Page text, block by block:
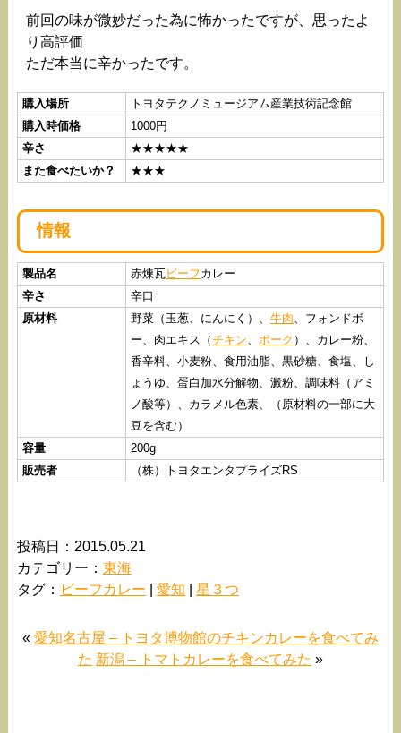
前回の味が微妙だった為に怖かったですが、思ったよ
り高評価
ただ本当に辛かったです。
購入場所
トヨタテクノミュージアム産業技術記念館
購入時価格
1000円
辛さ
★★★★★
また食べたいか？
★★★
情報
製品名 赤煉瓦ビーフカレー
辛さ
辛口
原材料
野菜（玉葱、にんにく）、 牛肉 、フォンドボ
ー、肉エキス（チキン ポーク ）、カレー粉、
香辛料、小麦粉、食用油脂、黒砂糖、食塩、し
ょうゆ、蛋白加水分解物、澱粉、調味料（アミ
ノ酸等）、カラメル色素、（原材料の一部に大
豆を含む）
容量
200g
販売者
（株）トヨタエンタプライズRS
投稿日：2015.05.21
カテゴリー： 東海
タグ： ビーフカレー 愛知 星３つ
« 愛知名古屋 – トヨタ博物館のチキンカレーを食べてみ
た 新潟 – トマトカレーを食べてみた »